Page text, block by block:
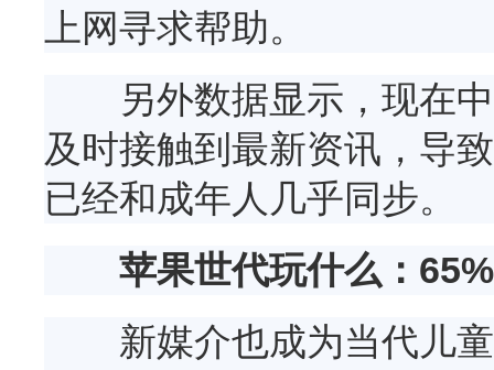
上网寻求帮助。
另外数据显示，现在中
及时接触到最新资讯，导
已经和成年人几乎同步。
苹果世代玩什么：
新媒介也成为当代儿童